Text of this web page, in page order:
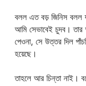
বলল এত বড় জিনিস বলল
আমি সেভাবেই চুদব। তার
পেওনা, সে উত্তর দিল
হয়েছে।
তাহলে আর চিন্তা নাই।